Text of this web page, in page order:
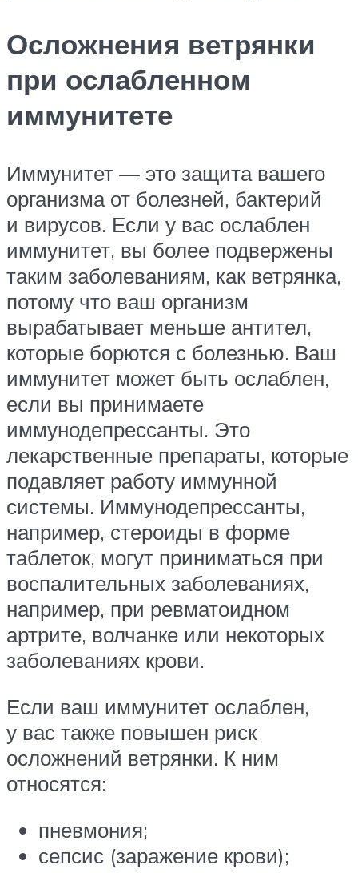
Осложнения ветрянки
при ослабленном
иммунитете
Иммунитет — это защита вашего
организма от болезней, бактерий
и вирусов. Если у вас ослаблен
иммунитет, вы более подвержены
таким заболеваниям, как ветрянка,
потому что ваш организм
вырабатывает меньше антител,
которые борются с болезнью. Ваш
иммунитет может быть ослаблен,
если вы принимаете
иммунодепрессанты. Это
лекарственные препараты, которые
подавляет работу иммунной
системы. Иммунодепрессанты,
например, стероиды в форме
таблеток, могут приниматься при
воспалительных заболеваниях,
например, при ревматоидном
артрите, волчанке или некоторых
заболеваниях крови.
Если ваш иммунитет ослаблен,
у вас также повышен риск
осложнений ветрянки. К ним
относятся:
пневмония;
сепсис (заражение крови);